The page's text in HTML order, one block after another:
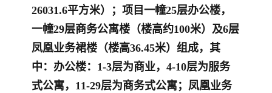
26031.6平方米）；项目一幢25层办公楼，
一幢29层商务公寓楼（楼高约100米）及6层
凤凰业务裙楼（楼高36.45米）组成，其
中：办公楼：1-3层为商业，4-10层为服务
式公寓，11-29层为商务式公寓；凤凰业务